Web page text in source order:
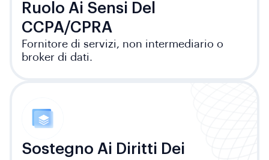
Ruolo Ai Sensi Del
CCPA/CPRA
Fornitore di servizi, non intermediario o
broker di dati.
Sostegno Ai Diritti Dei